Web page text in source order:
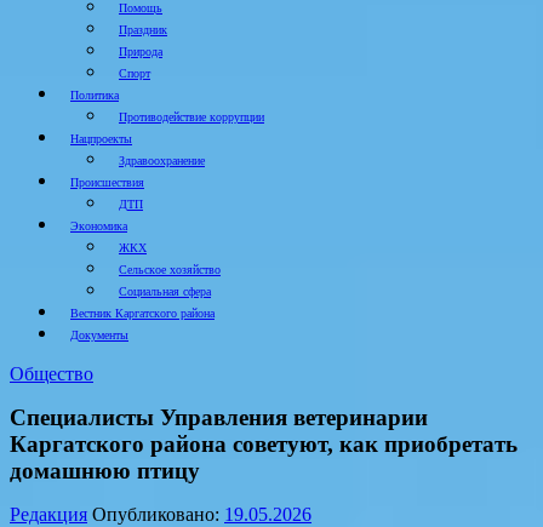
Помощь
Праздник
Природа
Спорт
Политика
Противодействие коррупции
Нацпроекты
Здравоохранение
Происшествия
ДТП
Экономика
ЖКХ
Сельское хозяйство
Социальная сфера
Вестник Каргатского района
Документы
Общество
Специалисты Управления ветеринарии
Каргатского района советуют, как приобретать
домашнюю птицу
Редакция Опубликовано: 19.05.2026